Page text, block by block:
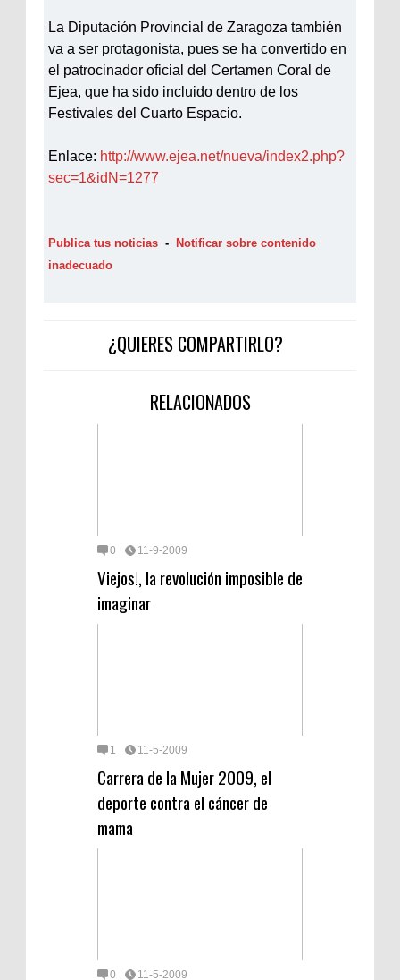
La Diputación Provincial de Zaragoza también
va a ser protagonista, pues se ha convertido en
el patrocinador oficial del Certamen Coral de
Ejea, que ha sido incluido dentro de los
Festivales del Cuarto Espacio.
Enlace: http://www.ejea.net/nueva/index2.php?
sec=1&idN=1277
Publica tus noticias - Notificar sobre contenido
inadecuado
¿QUIERES COMPARTIRLO?
RELACIONADOS
0 11-9-2009
Viejos!, la revolución imposible de
imaginar
1 11-5-2009
Carrera de la Mujer 2009, el
deporte contra el cáncer de
mama
0 11-5-2009